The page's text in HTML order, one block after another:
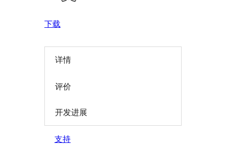
下载
详情
评价
开发进展
支持